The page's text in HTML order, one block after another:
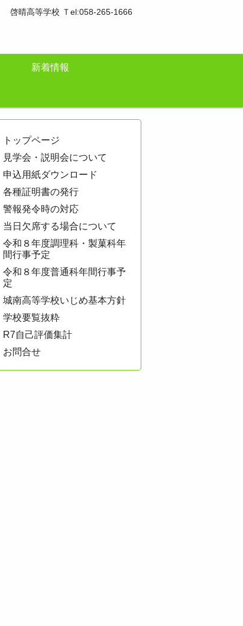
啓晴高等学校 Ｔel:058-265-1666
新着情報
トップページ
見学会・説明会について
申込用紙ダウンロード
各種証明書の発行
警報発令時の対応
当日欠席する場合について
令和８年度調理科・製菓科年
間行事予定
令和８年度普通科年間行事予
定
城南高等学校いじめ基本方針
学校要覧抜粋
R7自己評価集計
お問合せ